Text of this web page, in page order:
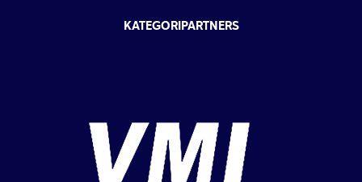
KATEGORIPARTNERS